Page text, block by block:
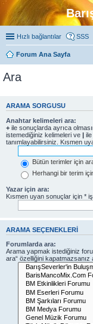
Hızlı bağlantılar SSS
Forum Ana Sayfa
Ara
ARAMA SORGUSU
Anahtar kelimeleri ara:
+ ile sonuçlarda ayrıca
istemediğiniz kelimeleri ve |
tanımlayabilirsiniz. Kısmen
Bütün terimler için
Herhangi bir terim
Yazar için ara:
Kısmen uyan sonuçlar için *
ARAMA SEÇENEKLERI
Forumlarda ara:
Arama yapmak istediğiniz
ara“ özelliğini